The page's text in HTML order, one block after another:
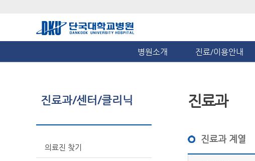
병원소개 진료/이용안내
진료과/센터/클리닉
의료진 찾기
진료과
진료과 계열